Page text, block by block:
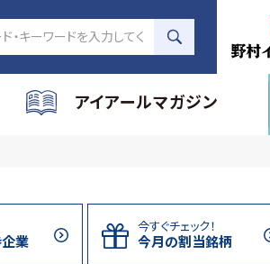
アイアールマガジン
業
今すぐチェック！
今月の割当銘柄